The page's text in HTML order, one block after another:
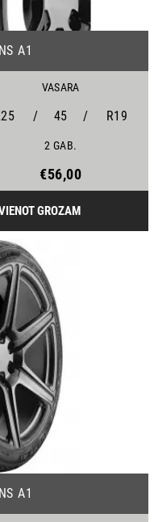
A1
VASARA
/ 45 / R19
2 GAB.
€56,00
GROZAM
A1